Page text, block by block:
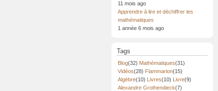
11 mois ago
Apprendre à lire et déchiffrer les
mathématiques
1 année 6 mois ago
Tags
Blog(32) Mathématiques(31)
Vidéos(28) Flammarion(15)
Algèbre(10) Livres(10) Livre(9)
Alexandre Grothendieck(7)